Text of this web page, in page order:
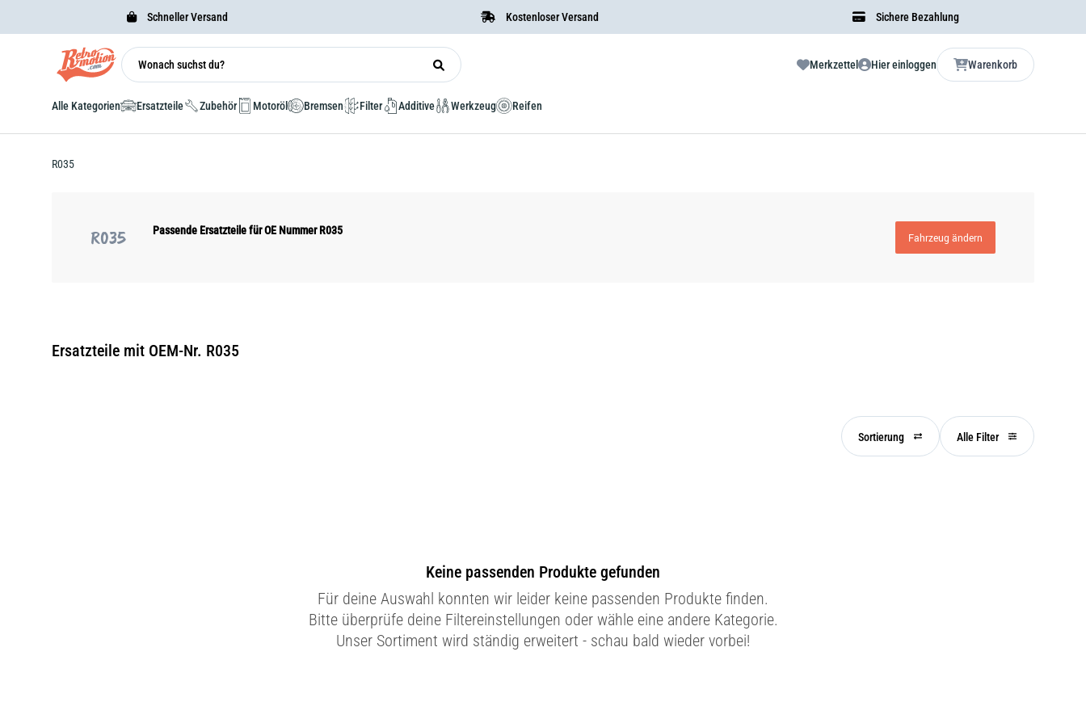
Schneller Versand Kostenloser Versand Sichere Bezahlung
Merkzettel Hier einloggen Warenkorb
Alle Kategorien Ersatzteile Zubehör Motoröl Bremsen Filter Additive Werkzeug Reifen
R035
R035 Passende Ersatzteile für OE Nummer R035
Fahrzeug ändern
Ersatzteile mit OEM-Nr. R035
Sortierung Alle Filter
Keine passenden Produkte gefunden
Für deine Auswahl konnten wir leider keine passenden Produkte finden.
Bitte überprüfe deine Filtereinstellungen oder wähle eine andere Kategorie.
Unser Sortiment wird ständig erweitert - schau bald wieder vorbei!